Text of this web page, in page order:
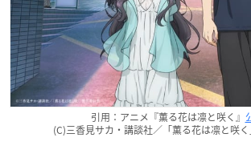
引用：アニメ『薫る花は凛と咲く』
(C)三香見サカ・講談社／「薫る花は凛と咲